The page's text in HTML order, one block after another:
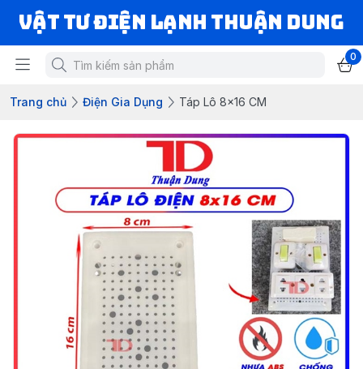
VẬT TƯ ĐIỆN LẠNH THUẬN DUNG
0
Trang chủ Điện Gia Dụng Táp Lô 8x16 CM